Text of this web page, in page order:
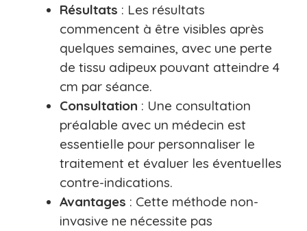
Résultats : Les résultats
commencent à être visibles après
quelques semaines, avec une perte
de tissu adipeux pouvant atteindre 4
cm par séance.
Consultation : Une consultation
préalable avec un médecin est
essentielle pour personnaliser le
traitement et évaluer les éventuelles
contre-indications.
Avantages : Cette méthode non-
invasive ne nécessite pas